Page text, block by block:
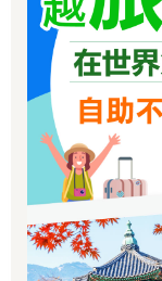
來的觀光客人擠人
Channel，它隱身在
05 翻一翻跳蚤舊貨
出生前就上映的電
和難以理解的隻字
生活好遠的非必要
的，至少觸碰它們
蹲在地上翻一翻跳
必須逛一逛最大的
觀光客；必須
到Fehrbelliner Platz